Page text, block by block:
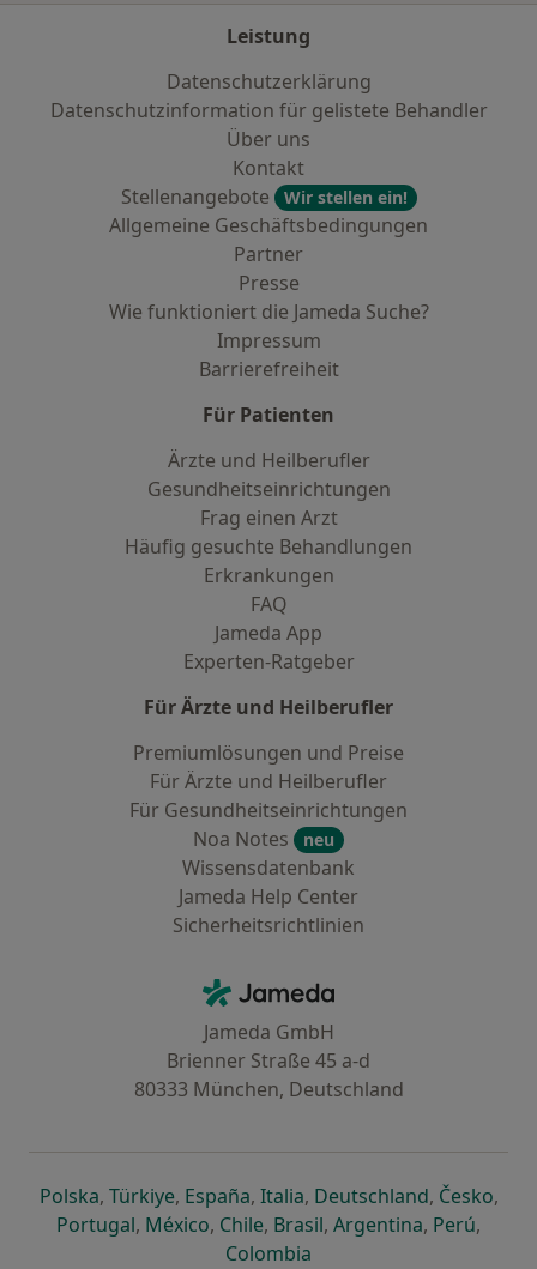
Leistung
Datenschutzerklärung
Datenschutzinformation für gelistete Behandler
Über uns
Kontakt
Stellenangebote
Wir stellen ein!
Allgemeine Geschäftsbedingungen
Partner
Presse
Wie funktioniert die Jameda Suche?
Impressum
Barrierefreiheit
Für Patienten
Ärzte und Heilberufler
Gesundheitseinrichtungen
Frag einen Arzt
Häufig gesuchte Behandlungen
Erkrankungen
FAQ
Jameda App
Experten-Ratgeber
Für Ärzte und Heilberufler
Premiumlösungen und Preise
Für Ärzte und Heilberufler
Für Gesundheitseinrichtungen
Noa Notes
neu
Wissensdatenbank
Jameda Help Center
Sicherheitsrichtlinien
Jameda - Startseite
Jameda GmbH
Brienner Straße 45 a-d
80333 München, Deutschland
Polskaöffnet in einer neuen Registerkarte
, Türkiyeöffnet in einer neuen Registerkarte
, Españaöffnet in einer neuen
, Italiaöffnet in einer neuen
, Deutschlandöffnet in
, Česko,
Portugalöffnet in einer neuen Registerkarte
, Méxicoöffnet in einer neuen Registerkarte
, Chileöffnet in einer neuen
, Brasilöffnet in einer neuen
, Argentinaöffnet in
, Perúöffnet
,
Colombia